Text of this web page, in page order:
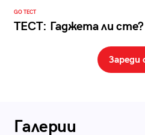
GO ТЕСТ
ТЕСТ: Гаджета ли сте?
Зареди
Галерии